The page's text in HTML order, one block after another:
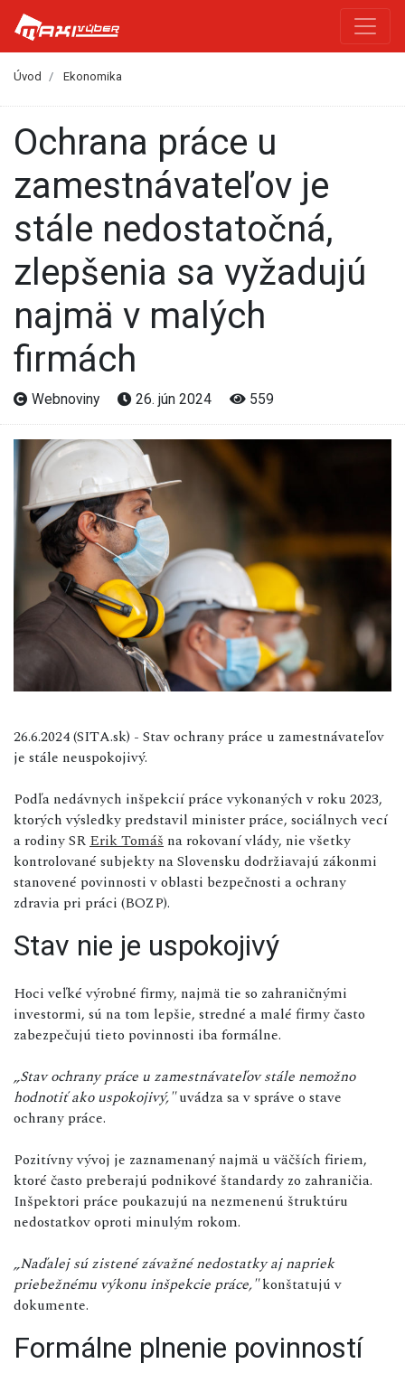
Úvod Ekonomika
Ochrana práce u
zamestnávateľov je
stále nedostatočná,
zlepšenia sa vyžadujú
najmä v malých
firmách
Webnoviny 26. jún 2024 559
26.6.2024 (SITA.sk) - Stav ochrany práce u zamestnávateľov
je stále neuspokojivý.
Podľa nedávnych inšpekcií práce vykonaných v roku 2023,
ktorých výsledky predstavil minister práce, sociálnych vecí
a rodiny SR Erik Tomáš na rokovaní vlády, nie všetky
kontrolované subjekty na Slovensku dodržiavajú zákonmi
stanovené povinnosti v oblasti bezpečnosti a ochrany
zdravia pri práci (BOZP).
Stav nie je uspokojivý
Hoci veľké výrobné firmy, najmä tie so zahraničnými
investormi, sú na tom lepšie, stredné a malé firmy často
zabezpečujú tieto povinnosti iba formálne.
„Stav ochrany práce u zamestnávateľov stále nemožno
hodnotiť ako uspokojivý,"uvádza sa v správe o stave
ochrany práce.
Pozitívny vývoj je zaznamenaný najmä u väčších firiem,
ktoré často preberajú podnikové štandardy zo zahraničia.
Inšpektori práce poukazujú na nezmenenú štruktúru
nedostatkov oproti minulým rokom.
„Naďalej sú zistené závažné nedostatky aj napriek
priebežnému výkonu inšpekcie práce,"konštatujú v
dokumente.
Formálne plnenie povinností